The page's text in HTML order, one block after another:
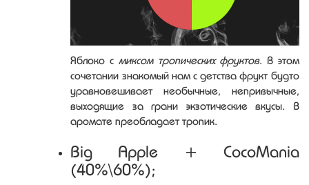
Яблоко с миксом тропических фруктов. В этом
сочетании знакомый нам с детства фрукт будто
уравновешивает необычные, непривычные,
выходящие за грани экзотические вкусы. В
аромате преобладает тропик.
Big Apple + CocoMania
(40%\60%);